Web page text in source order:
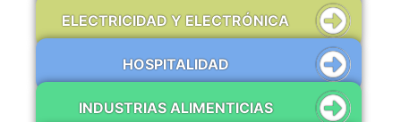
ELECTRICIDAD Y ELECTRÓNICA
HOSPITALIDAD
INDUSTRIAS ALIMENTICIAS